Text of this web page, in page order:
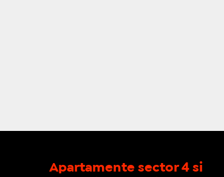
Apartamente sector 4 si